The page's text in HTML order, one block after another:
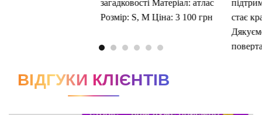
ВІДГУКИ КЛІЄНТІВ